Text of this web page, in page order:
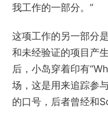
我工作的一部分。”
这项工作的另一部分
和未经验证的项目产
后，小岛穿着印有
场，这是用来追踪参
的口号，后者曾经和